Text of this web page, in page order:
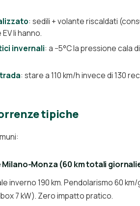
: sedili + volante riscaldati
li hanno.
invernali: a −5°C la pressione cala
: stare a 110 km/h invece di 130
tipiche
Monza (60 km totali
inverno 190 km. Pendolarismo 60
7 kW). Zero impatto pratico.